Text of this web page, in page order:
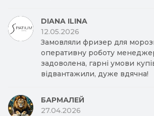
DIANA ILINA
12.05.2026
Замовляли фризер для
оперативну роботу
задоволена, гарні умови
відвантажили, дуже вдячна!
БАРМАЛЕЙ
27.04.2026